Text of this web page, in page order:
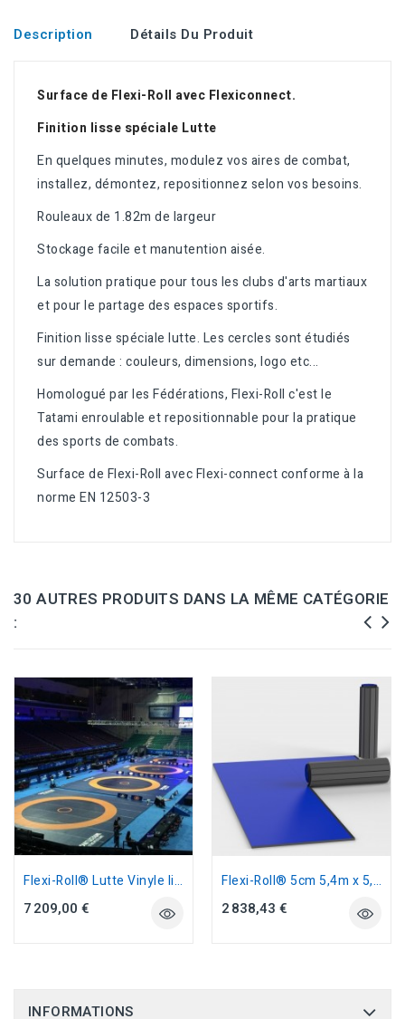
Description Détails Du Produit
Surface de Flexi-Roll avec Flexiconnect.
Finition lisse spéciale Lutte
En quelques minutes, modulez vos aires de combat,
installez, démontez, repositionnez selon vos besoins.
Rouleaux de 1.82m de largeur
Stockage facile et manutention aisée.
La solution pratique pour tous les clubs d'arts martiaux
et pour le partage des espaces sportifs.
Finition lisse spéciale lutte. Les cercles sont étudiés
sur demande : couleurs, dimensions, logo etc...
Homologué par les Fédérations, Flexi-Roll c'est le
Tatami enroulable et repositionnable pour la pratique
des sports de combats.
Surface de Flexi-Roll avec Flexi-connect conforme à la
norme EN 12503-3
30 AUTRES PRODUITS DANS LA MÊME CATÉGORIE
:
Flexi-Roll® Lutte Vinyle lisse...
7 209,00 €
Flexi-Roll® 5cm 5,4m x 5,4m paille de...
2 838,43 €
INFORMATIONS